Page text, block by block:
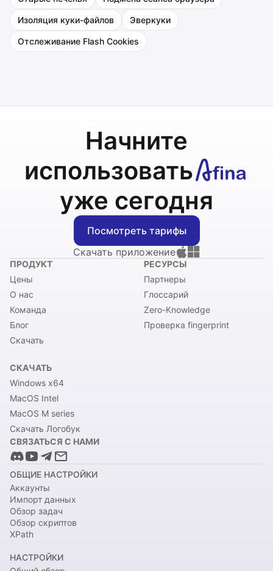
Изоляция куки-файлов Эверкуки
Отслеживание Flash Cookies
Начните
использовать
уже сегодня
Посмотреть тарифы
Скачать приложение
ПРОДУКТ
Цены
О нас
Команда
Блог
Скачать
РЕСУРСЫ
Партнеры
Глоссарий
Zero-Knowledge
Проверка fingerprint
СКАЧАТЬ
Windows x64
MacOS Intel
MacOS M series
Скачать Логобук
СВЯЗАТЬСЯ С НАМИ
ОБЩИЕ НАСТРОЙКИ
Аккаунты
Импорт данных
Обзор задач
Обзор скриптов
XPath
НАСТРОЙКИ